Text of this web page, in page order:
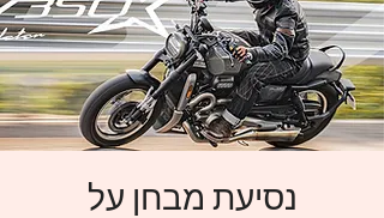
נסיעת מבחן על